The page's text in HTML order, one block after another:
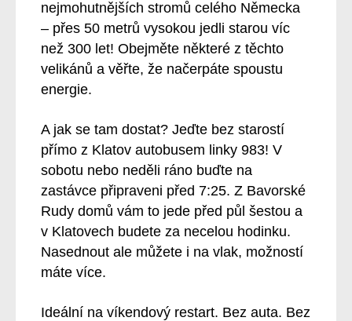
nejmohutnějších stromů celého Německa
– přes 50 metrů vysokou jedli starou víc
než 300 let! Obejměte některé z těchto
velikánů a věřte, že načerpáte spoustu
energie.
A jak se tam dostat? Jeďte bez starostí
přímo z Klatov autobusem linky 983! V
sobotu nebo neděli ráno buďte na
zastávce připraveni před 7:25. Z Bavorské
Rudy domů vám to jede před půl šestou a
v Klatovech budete za necelou hodinku.
Nasednout ale můžete i na vlak, možností
máte více.
Ideální na víkendový restart. Bez auta. Bez